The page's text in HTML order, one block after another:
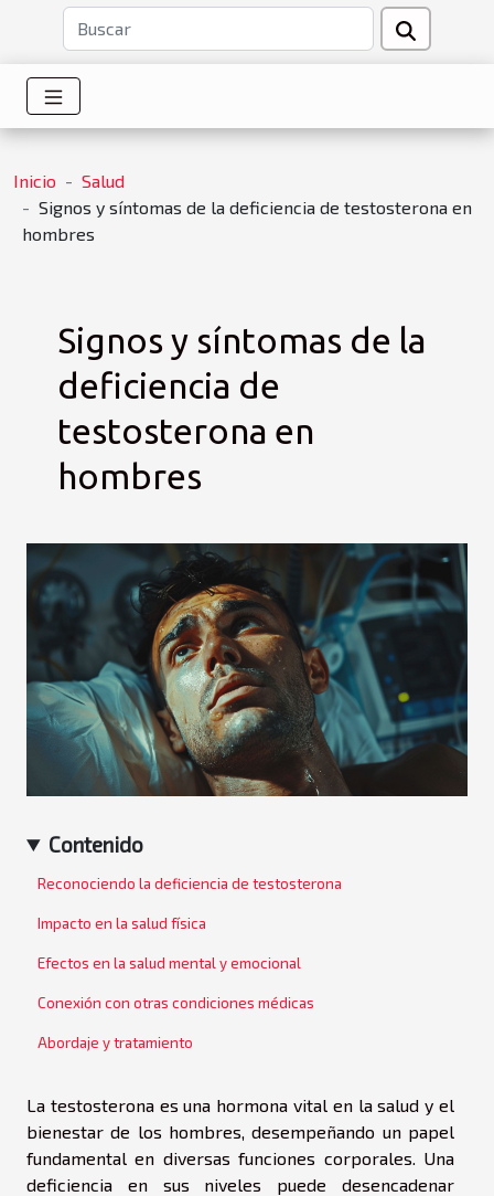
Inicio
Salud
Signos y síntomas de la deficiencia de testosterona en
hombres
Signos y síntomas de la
deficiencia de
testosterona en
hombres
Contenido
Reconociendo la deficiencia de testosterona
Impacto en la salud física
Efectos en la salud mental y emocional
Conexión con otras condiciones médicas
Abordaje y tratamiento
La testosterona es una hormona vital en la salud y el
bienestar de los hombres, desempeñando un papel
fundamental en diversas funciones corporales. Una
deficiencia en sus niveles puede desencadenar